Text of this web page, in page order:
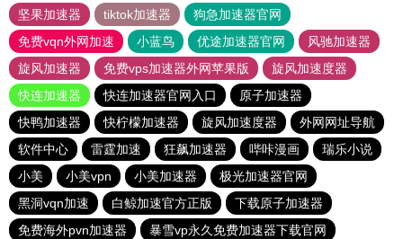
坚果加速器
tiktok加速器
狗急加速器官网
免费vqn外网加速
小蓝鸟 优途加速器官网
风驰加速器
旋风加速器
免费vps加速器外网苹果版
旋风加速度器
快连加速器
快连加速器官网入口
原子加速器
快鸭加速器
快柠檬加速器 旋风加速度器
外网网址导航
软件中心
雷霆加速 狂飙加速器 哔咔漫画
瑞乐小说
小美
小美vpn 小美加速器
极光加速器官网
黑洞vqn加速
白鲸加速官方正版
下载原子加速器
免费海外pvn加速器
暴雪vp永久免费加速器下载官网